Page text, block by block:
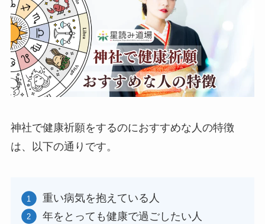
神社で健康祈願をするのにおすすめな人の特徴
は、以下の通りです。
重い病気を抱えている人
年をとっても健康で過ごしたい人